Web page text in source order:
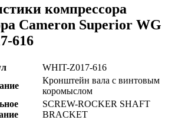
компрессора
Cameron Superior WG
616
WHIT-Z017-616
Кронштейн вала с винтовым
коромыслом
SCREW-ROCKER SHAFT
BRACKET